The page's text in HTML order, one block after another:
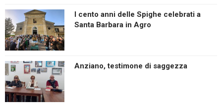
I cento anni delle Spighe celebrati a
Santa Barbara in Agro
Anziano, testimone di saggezza